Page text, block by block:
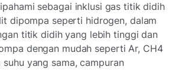
sebagai inklusi gas titik didih
dipompa seperti hidrogen, dalam
titik didih yang lebih tinggi dan
dengan mudah seperti Ar, CH4
suhu yang sama, campuran